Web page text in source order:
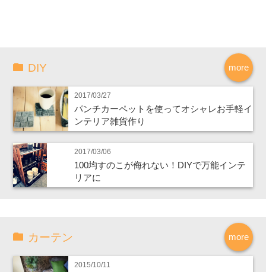
more
DIY
2017/03/27
パンチカーペットを使ってオシャレお手軽イ
ンテリア雑貨作り
2017/03/06
100均すのこが侮れない！DIYで万能インテ
リアに
more
カーテン
2015/10/11